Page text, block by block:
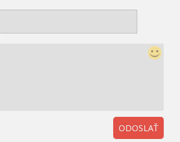
ODOSLAŤ